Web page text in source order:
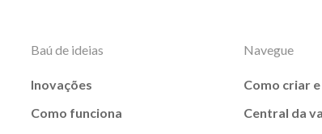
Baú de ideias
Inovações
Como funciona
Navegue
Como criar
Central da